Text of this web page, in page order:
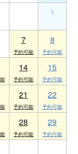
1
7 8
14 15
21 22
28 29